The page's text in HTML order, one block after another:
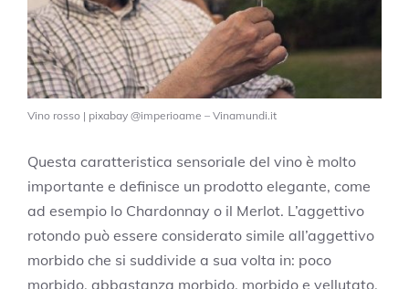
Vino rosso | pixabay @imperioame – Vinamundi.it
Questa caratteristica sensoriale del vino è molto
importante e definisce un prodotto elegante, come
ad esempio lo Chardonnay o il Merlot. L’aggettivo
rotondo può essere considerato simile all’aggettivo
morbido che si suddivide a sua volta in: poco
morbido, abbastanza morbido, morbido e vellutato.